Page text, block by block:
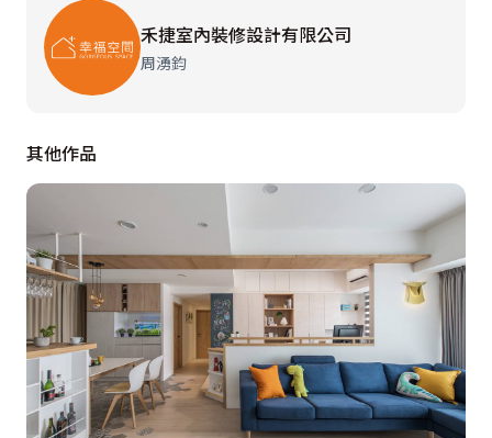
女主人對鄉村風情有獨鍾，倆人到歐洲度蜜月後便決心以
此為新家的風格主題。禾捷室內裝修設計擷取拱門、文化
石、線板等經典鄉村風元素，細膩堆疊自然樸質的場域表
活注入輕快、活潑感受。
禾捷室內裝修設計有限公司
周湧鈞
其他作品